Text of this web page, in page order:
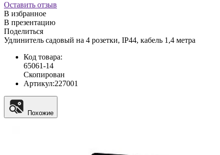
Оставить отзыв
В избранное
В презентацию
Поделиться
Удлинитель садовый на 4 розетки, IP44, кабель 1,4 метра
Код товара:
65061-14
Скопирован
Артикул:227001
Похожие